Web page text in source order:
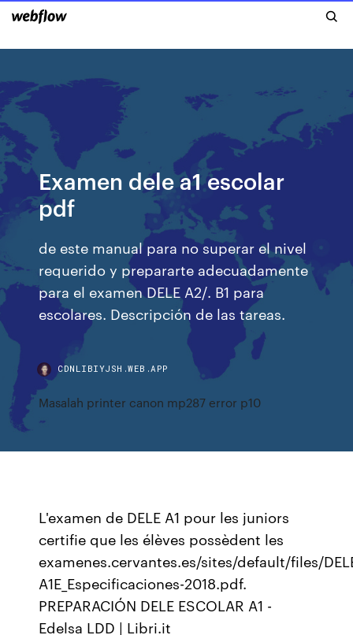
Examen dele a1 escolar
pdf
de este manual para no superar el nivel
requerido y prepararte adecuadamente
para el examen DELE A2/. B1 para
escolares. Descripción de las tareas.
CDNLIBIYJSH.WEB.APP
Masalah printer canon mp287 error p10
L'examen de DELE A1 pour les juniors
certifie que les élèves possèdent les
examenes.cervantes.es/sites/default/files/
A1E_Especificaciones-2018.pdf.
PREPARACIÓN DELE ESCOLAR A1 -
Edelsa LDD | Libri.it